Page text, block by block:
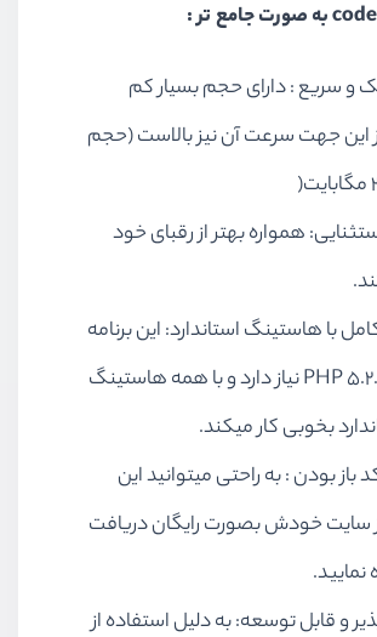
و سریع : دارای حجم بسیار کم
این جهت سرعت آن نیز بالاست (حجم
همواره بهتر از رقبای خود
با هاستینگ استاندارد: این برنامه
تنها به PHP 5.2.4 نیاز دارد و با همه هاستینگ
بخوبی کار میکند.
باز بودن : به راحتی میتوانید این
از سایت خودش بصورت رایگان دریافت
نمایید.
و قابل توسعه: به دلیل استفاده از